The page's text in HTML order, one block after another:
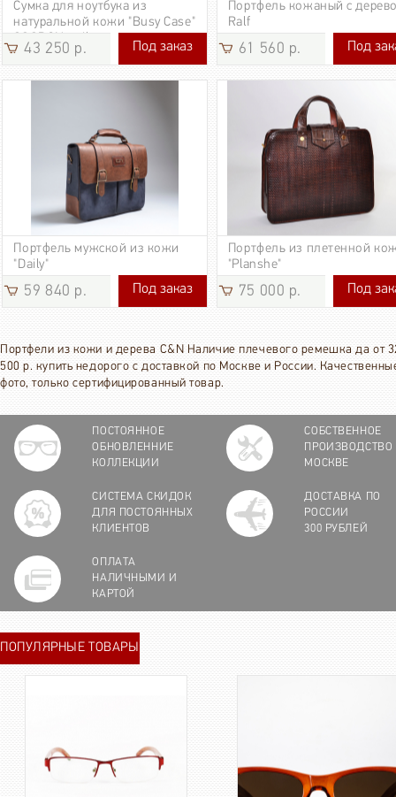
Сумка для ноутбука из
натуральной кожи "Busy Case"
COOB&Nautilus.
43 250 р. 43 250 р.
Под заказ
Портфель кожаный с
Ralf
61 560 р. 61 560 р.
Под
Портфель мужской из кожи
"Daily"
59 840 р. 59 840 р.
Под заказ
Портфель из плетенной
"Planshe"
75 000 р. 75 000 р.
Под
Портфели из кожи и дерева C&N Наличие плечевого ремешка да от
500 р. купить недорого с доставкой по Москве и России.
фото, только сертифицированный товар.
ПОСТОЯННОЕ
ОБНОВЛЕННИЕ
КОЛЛЕКЦИИ
СОБСТВЕННОЕ
ПРОИЗВОДСТВО
МОСКВЕ
СИСТЕМА СКИДОК
ДЛЯ ПОСТОЯННЫХ
КЛИЕНТОВ
ДОСТАВКА ПО
РОССИИ
300 РУБЛЕЙ
ОПЛАТА
НАЛИЧНЫМИ И
КАРТОЙ
ПОПУЛЯРНЫЕ ТОВАРЫ